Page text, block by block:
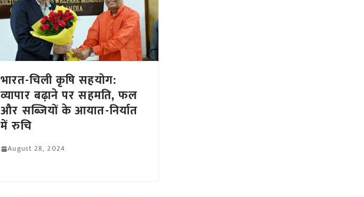
भारत-चिली कृषि सहयोग:
व्यापार बढ़ाने पर सहमति, फल
और सब्जियों के आयात-निर्यात
में रुचि
August 28, 2024